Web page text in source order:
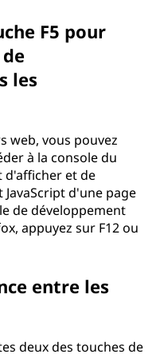
F5 pour
les
web, vous pouvez
à la console du
d'afficher et de
JavaScript d'une page
de développement
appuyez sur F12 ou
entre les
deux des touches de